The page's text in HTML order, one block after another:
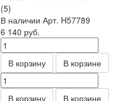
(5)
В наличии Арт. H57789
6 140 руб.
В корзину В корзине
В корзину В корзине